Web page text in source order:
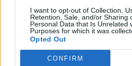
I want to opt-out of Collection,
Retention, Sale, and/or Sharing
Personal Data that Is Unrelated
Purposes for which it was
Opted Out
CONFIRM
Nufilmavo, kaip patvino Vilniaus
vaizdas pribloškia
Žinios | Lietuvos diena